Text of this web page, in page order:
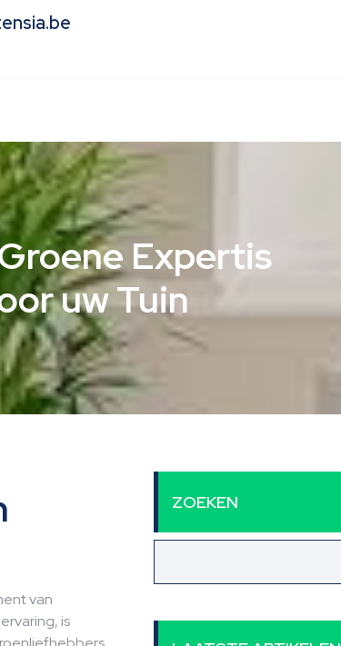
Expertis
uw Tuin
van
is
ZOEKEN